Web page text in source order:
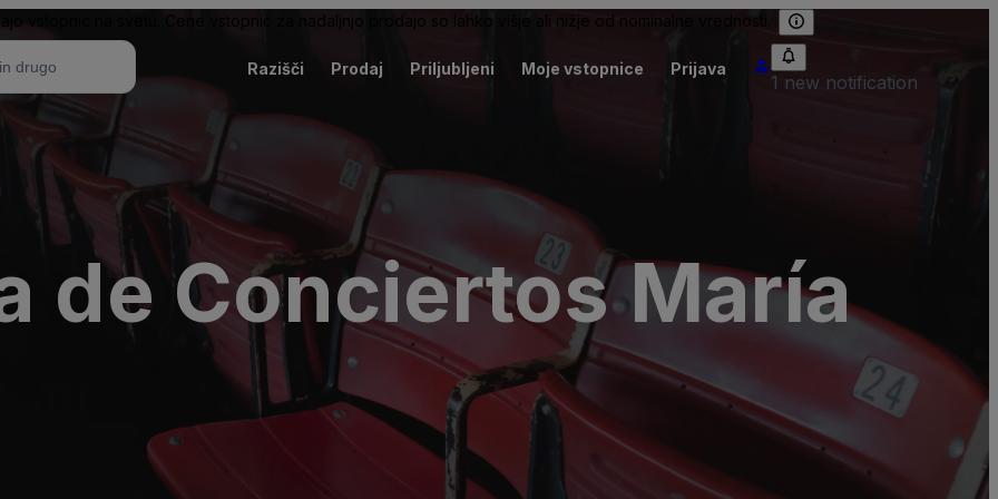
vstopnic na svetu. Cene vstopnic za nadaljnjo prodajo so lahko višje ali nižje od nominalne vrednosti.
Razišči Prodaj Priljubljeni Moje vstopnice Prijava
1 new notification
de Conciertos María